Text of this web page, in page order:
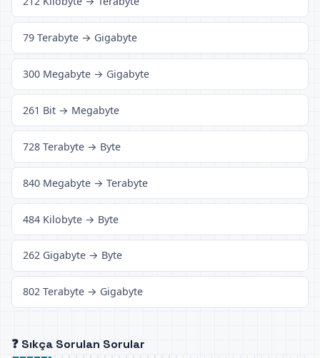
79 Terabyte → Gigabyte
300 Megabyte → Gigabyte
261 Bit → Megabyte
728 Terabyte → Byte
840 Megabyte → Terabyte
484 Kilobyte → Byte
262 Gigabyte → Byte
802 Terabyte → Gigabyte
❓ Sıkça Sorulan Sorular